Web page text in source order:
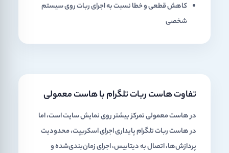
کاهش قطعی و خطا نسبت به اجرای ربات روی سیستم
شخصی
تفاوت هاست ربات تلگرام با هاست معمولی
در هاست معمولی تمرکز بیشتر روی نمایش سایت است، اما
درهاست ربات تلگرامپایداری اجرای اسکریپت، محدودیت
پردازش‌ها، اتصال به دیتابیس، اجرای زمان‌بندی‌شده و